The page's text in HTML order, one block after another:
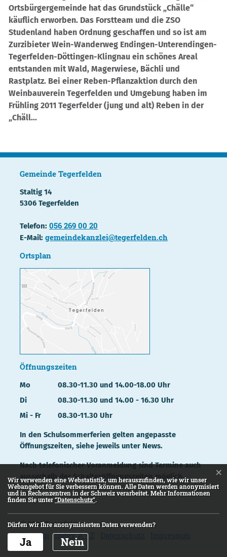
Ortsbürgergemeinde hat das Grundstück „Chälle“
käuflich erworben. Das Forstteam und die ZSO
Studenland haben Ordnung geschaffen und so ist am
Zurzibieter Wein-Wanderweg Endingen-Unterendingen-
Tegerfelden-Döttingen-Klingnau ein schönes Areal
entstanden mit Wald, Magerwiese, Bächli und
Rastplatz. Bei einer Reben-Pflanzaktion durch den
Weinbauverein Tegerfelden und Umgebung haben im
Frühling 2011 Tegerfelder (jung und alt) Reben in der
„Chäll...
Gemeinde Tegerfelden
Staltig 14
5306 Tegerfelden
Telefon: 056 269 00 20
E-Mail: gemeindekanzlei@tegerfelden.ch
Ortsplan
Öffnungszeiten
Mo
08.30-11.30 und 14.00-18.00 Uhr
Di
08.30-11.30 und 14.00 - 16.30 Uhr
Mi - Fr
08.30-11.30 Uhr
In den Schulsommerferien gelten angepasste
Öffnungszeiten, siehe jeweils unter News.
Nach telefonischer Voranmeldung sind Termine auch
ausserhalb der Schalteröffnungszeiten möglich.
© 2026 Tegerfelden
Toolbar
Sitemap Index A - Z
Webstatistik
Wir verwenden eine Webstatistik, um herauszufinden, wie wir unser
Webangebot für Sie verbessern können. Alle Daten werden anonymisiert
und in Rechenzentren in der Schweiz verarbeitet. Mehr Informationen
finden Sie unter“Datenschutz“.
Dürfen wir Ihre anonymisierten Daten verwenden?
Ja Nein
×